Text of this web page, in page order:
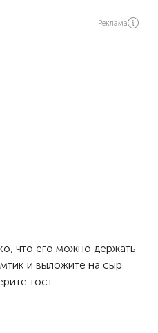
Реклама
что его можно держать
и выложите на сыр
тост.